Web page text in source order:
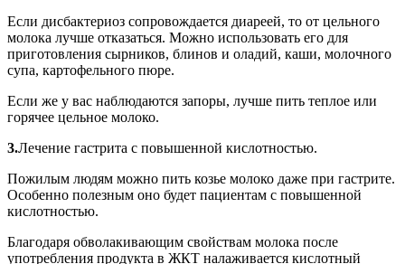
Если дисбактериоз сопровождается диареей, то от цельного
молока лучше отказаться. Можно использовать его для
приготовления сырников, блинов и оладий, каши, молочного
супа, картофельного пюре.
Если же у вас наблюдаются запоры, лучше пить теплое или
горячее цельное молоко.
3.Лечение гастрита с повышенной кислотностью.
Пожилым людям можно пить козье молоко даже при гастрите.
Особенно полезным оно будет пациентам с повышенной
кислотностью.
Благодаря обволакивающим свойствам молока после
употребления продукта в ЖКТ налаживается кислотный